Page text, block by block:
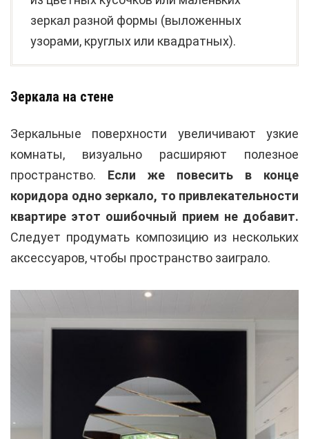
зеркал разной формы (выложенных
узорами, круглых или квадратных).
Зеркала на стене
Зеркальные поверхности увеличивают узкие
комнаты, визуально расширяют полезное
пространство. Если же повесить в конце
коридора одно зеркало, то привлекательности
квартире этот ошибочный прием не добавит.
Следует продумать композицию из нескольких
аксессуаров, чтобы пространство заиграло.